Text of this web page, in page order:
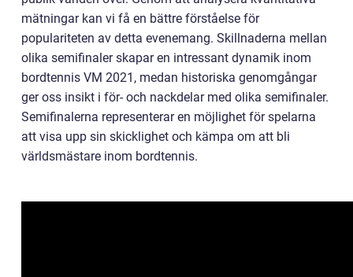
mätningar kan vi få en bättre förståelse för
populariteten av detta evenemang. Skillnaderna mellan
olika semifinaler skapar en intressant dynamik inom
bordtennis VM 2021, medan historiska genomgångar
ger oss insikt i för- och nackdelar med olika semifinaler.
Semifinalerna representerar en möjlighet för spelarna
att visa upp sin skicklighet och kämpa om att bli
världsmästare inom bordtennis.